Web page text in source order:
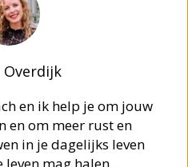
Overdijk
en ik help je om jouw
en om meer rust en
in je dagelijks leven
mag halen.